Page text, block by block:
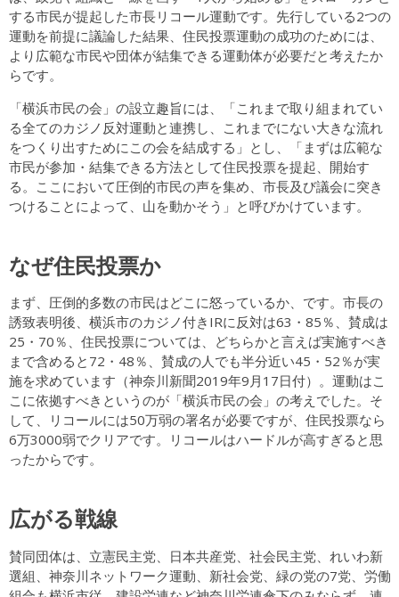
する市民が提起した市長リコール運動です。先行している2つの
運動を前提に議論した結果、住民投票運動の成功のためには、
より広範な市民や団体が結集できる運動体が必要だと考えたか
らです。
「横浜市民の会」の設立趣旨には、「これまで取り組まれてい
る全てのカジノ反対運動と連携し、これまでにない大きな流れ
をつくり出すためにこの会を結成する」とし、「まずは広範な
市民が参加・結集できる方法として住民投票を提起、開始す
る。ここにおいて圧倒的市民の声を集め、市長及び議会に突き
つけることによって、山を動かそう」と呼びかけています。
なぜ住民投票か
まず、圧倒的多数の市民はどこに怒っているか、です。市長の
誘致表明後、横浜市のカジノ付きIRに反対は63・85％、賛成は
25・70％、住民投票については、どちらかと言えば実施すべき
まで含めると72・48％、賛成の人でも半分近い45・52％が実
施を求めています（神奈川新聞2019年9月17日付）。運動はこ
こに依拠すべきというのが「横浜市民の会」の考えでした。そ
して、リコールには50万弱の署名が必要ですが、住民投票なら
6万3000弱でクリアです。リコールはハードルが高すぎると思
ったからです。
広がる戦線
賛同団体は、立憲民主党、日本共産党、社会民主党、れいわ新
選組、神奈川ネットワーク運動、新社会党、緑の党の7党、労働